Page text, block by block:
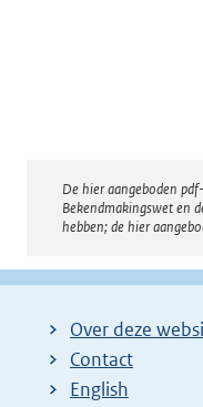
De hier aangeboden
Bekendmakingswet en
hebben; de hier
Over deze
Contact
English